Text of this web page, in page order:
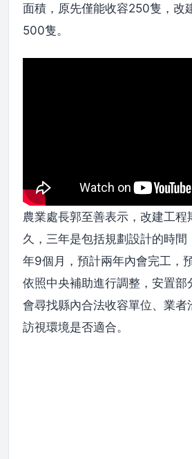
面積，原先僅能收容250隻，改
500隻。
農業處長郭至善表示，改建工程
久，三年是包括規劃設計的時間
年9個月，預計兩年內會完工，
依照中央補助進行調整，安置部
會尋找縣內合法收容單位、業者
訪視環境是否適合。